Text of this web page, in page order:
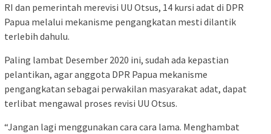
RI dan pemerintah merevisi UU Otsus, 14 kursi adat di DPR
Papua melalui mekanisme pengangkatan mesti dilantik
terlebih dahulu.
Paling lambat Desember 2020 ini, sudah ada kepastian
pelantikan, agar anggota DPR Papua mekanisme
pengangkatan sebagai perwakilan masyarakat adat, dapat
terlibat mengawal proses revisi UU Otsus.
“Jangan lagi menggunakan cara cara lama. Menghambat